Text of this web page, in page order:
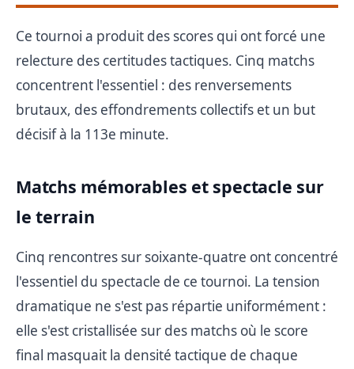
Ce tournoi a produit des scores qui ont forcé une
relecture des certitudes tactiques. Cinq matchs
concentrent l'essentiel : des renversements
brutaux, des effondrements collectifs et un but
décisif à la 113e minute.
Matchs mémorables et spectacle sur
le terrain
Cinq rencontres sur soixante-quatre ont concentré
l'essentiel du spectacle de ce tournoi. La tension
dramatique ne s'est pas répartie uniformément :
elle s'est cristallisée sur des matchs où le score
final masquait la densité tactique de chaque